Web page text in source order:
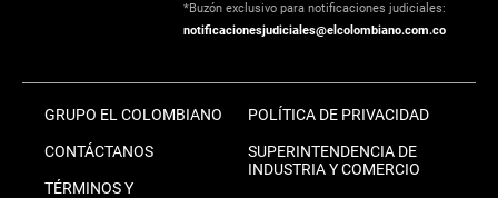
*Buzón exclusivo para notificaciones judiciales:
notificacionesjudiciales@elcolombiano.com.co
GRUPO EL COLOMBIANO
CONTÁCTANOS
TÉRMINOS Y
POLÍTICA DE PRIVACIDAD
SUPERINTENDENCIA DE
INDUSTRIA Y COMERCIO